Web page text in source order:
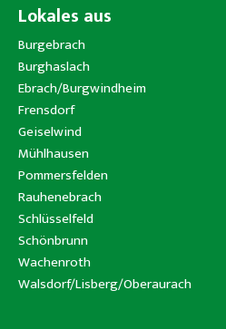
Lokales aus
Burgebrach
Burghaslach
Ebrach/Burgwindheim
Frensdorf
Geiselwind
Mühlhausen
Pommersfelden
Rauhenebrach
Schlüsselfeld
Schönbrunn
Wachenroth
Walsdorf/Lisberg/Oberaurach